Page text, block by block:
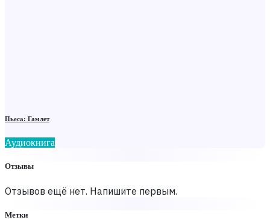
Пьеса: Гамлет
Аудиокнига
Отзывы
Отзывов ещё нет. Напишите первым.
Метки